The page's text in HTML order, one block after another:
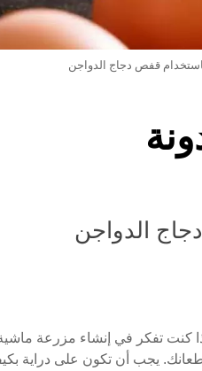
قفص دجاج الدواجن
الدواجن
كنت تفكر في إنشاء مزرعة
يجب أن تكون على دراية